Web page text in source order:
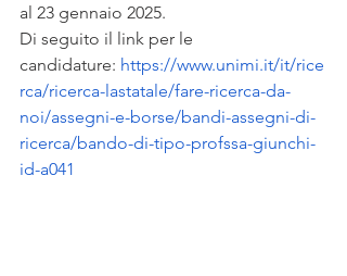
al 23 gennaio 2025.
Di seguito il link per le
candidature: https://www.unimi.it/it/rice
rca/ricerca-lastatale/fare-ricerca-da-
noi/assegni-e-borse/bandi-assegni-di-
ricerca/bando-di-tipo-profssa-giunchi-
id-a041